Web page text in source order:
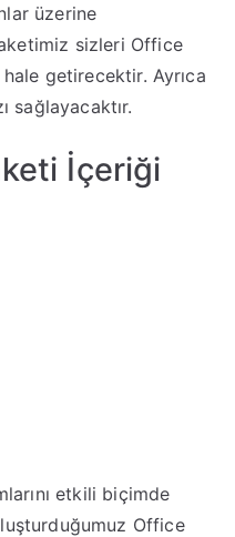
üzerine
sizleri Office
hale getirecektir. Ayrıca
sağlayacaktır.
İçeriği
etkili biçimde
Office